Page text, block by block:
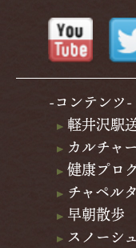
-コンテンツ-
軽井沢駅
カルチャ
健康プロ
チャペル
早朝散歩
スノーシ